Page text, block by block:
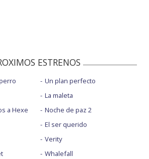
ESTRENOS
a Hexe
Un plan perfecto
La maleta
Noche de paz 2
El ser querido
Verity
Whalefall